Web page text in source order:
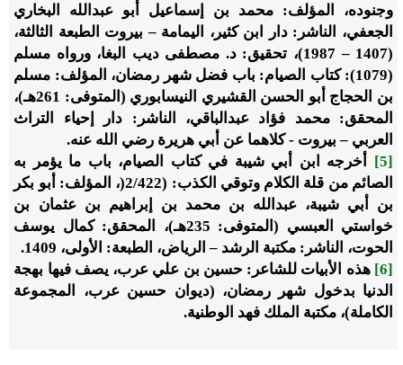
وجنوده، المؤلف: محمد بن إسماعيل أبو عبدالله البخاري
الجعفي، الناشر: دار ابن كثير، اليمامة – بيروت الطبعة الثالثة،
(1407 – 1987)، تحقيق: د. مصطفى ديب البغا، ورواه مسلم
(1079): كتاب الصيام: باب فضل شهر رمضان، المؤلف: مسلم
بن الحجاج أبو الحسن القشيري النيسابوري (المتوفى: 261هـ)،
المحقق: محمد فؤاد عبدالباقي، الناشر: دار إحياء التراث
العربي – بيروت - كلاهما عن أبي هريرة رضي الله عنه.
[5]
أخرجه ابن أبي شيبة في كتاب الصيام، باب ما يؤمر به
الصائم من قلة الكلام وتوقي الكذب: (2/422(، المؤلف: أبو بكر
بن أبي شيبة، عبدالله بن محمد بن إبراهيم بن عثمان بن
خواستي العبسي (المتوفى: 235هـ)، المحقق: كمال يوسف
الحوت، الناشر: مكتبة الرشد – الرياض، الطبعة: الأولى، 1409.
[6]
هذه الأبيات للشاعر: حسين بن علي عرب، يصف فيها بهجة
الدنيا بدخول شهر رمضان، (ديوان حسين عرب، المجموعة
الكاملة)، مكتبة الملك فهد الوطنية.